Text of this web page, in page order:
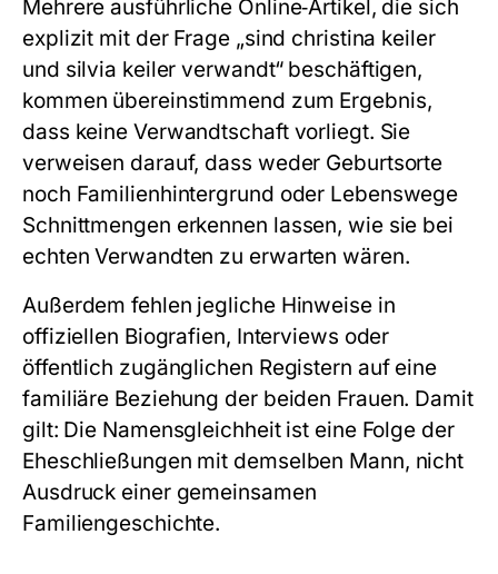
Mehrere ausführliche Online‑Artikel, die sich
explizit mit der Frage „sind christina keiler
und silvia keiler verwandt“ beschäftigen,
kommen übereinstimmend zum Ergebnis,
dass keine Verwandtschaft vorliegt. Sie
verweisen darauf, dass weder Geburtsorte
noch Familienhintergrund oder Lebenswege
Schnittmengen erkennen lassen, wie sie bei
echten Verwandten zu erwarten wären.
Außerdem fehlen jegliche Hinweise in
offiziellen Biografien, Interviews oder
öffentlich zugänglichen Registern auf eine
familiäre Beziehung der beiden Frauen. Damit
gilt: Die Namensgleichheit ist eine Folge der
Eheschließungen mit demselben Mann, nicht
Ausdruck einer gemeinsamen
Familiengeschichte.